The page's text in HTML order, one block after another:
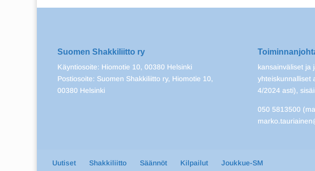
Suomen Shakkiliitto ry
Käyntiosoite: Hiomotie 10, 00380 Helsinki
Postiosoite: Suomen Shakkiliitto ry, Hiomotie 10,
00380 Helsinki
kansainväliset ja
yhteiskunnalliset
4/2024 asti),
050 5813500
Uutiset Shakkiliitto Säännöt Kilpailut Joukkue-SM